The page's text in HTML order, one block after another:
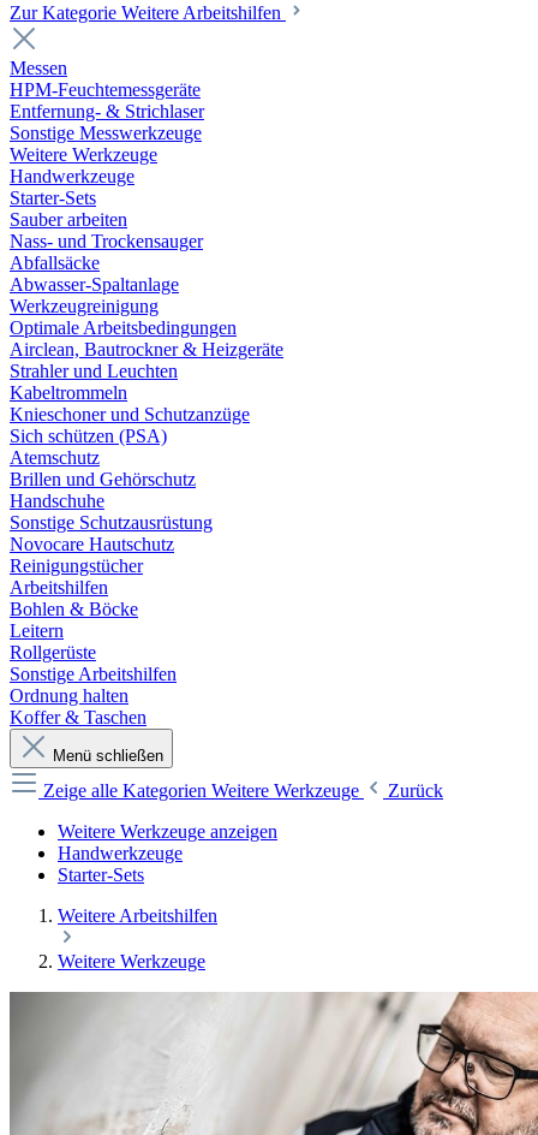
Zur Kategorie Weitere Arbeitshilfen
Messen
HPM-Feuchtemessgeräte
Entfernung- & Strichlaser
Sonstige Messwerkzeuge
Weitere Werkzeuge
Handwerkzeuge
Starter-Sets
Sauber arbeiten
Nass- und Trockensauger
Abfallsäcke
Abwasser-Spaltanlage
Werkzeugreinigung
Optimale Arbeitsbedingungen
Airclean, Bautrockner & Heizgeräte
Strahler und Leuchten
Kabeltrommeln
Knieschoner und Schutzanzüge
Sich schützen (PSA)
Atemschutz
Brillen und Gehörschutz
Handschuhe
Sonstige Schutzausrüstung
Novocare Hautschutz
Reinigungstücher
Arbeitshilfen
Bohlen & Böcke
Leitern
Rollgerüste
Sonstige Arbeitshilfen
Ordnung halten
Koffer & Taschen
Menü schließen
Zeige alle Kategorien Weitere Werkzeuge
Zurück
Weitere Werkzeuge anzeigen
Handwerkzeuge
Starter-Sets
Weitere Arbeitshilfen
Weitere Werkzeuge